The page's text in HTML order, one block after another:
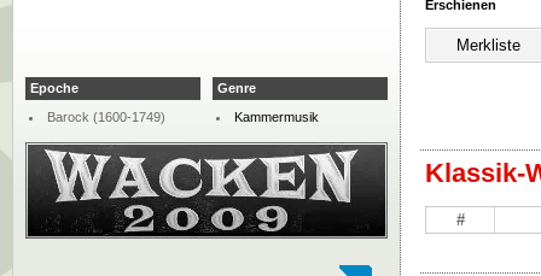
Erschienen
Klassik-
#
Epoche
Barock (1600-1749)
Genre
Kammermusik